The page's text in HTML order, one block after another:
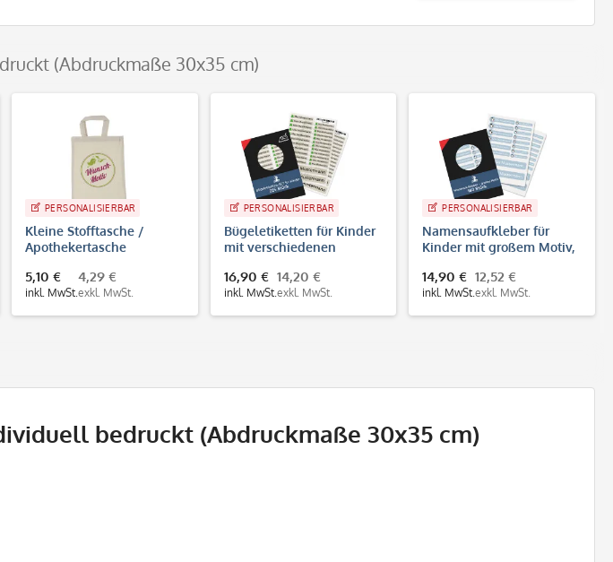
(Abdruckmaße 30x35 cm)
PERSONALISIERBAR
Kleine Stofftasche /
Apothekertasche
lassen – 4-farbiger Druck
5,10 €
inkl. MwSt.
4,29 €
exkl. MwSt.
PERSONALISIERBAR
Bügeletiketten für Kinder
mit verschiedenen
Etiketten)
16,90 €
inkl. MwSt.
14,20 €
exkl. MwSt.
PERSONALISIERBAR
Namensaufkleber für
Kinder mit großem Motiv,
14,90 €
inkl. MwSt.
12,52 €
exkl. MwSt.
bedruckt (Abdruckmaße 30x35 cm)